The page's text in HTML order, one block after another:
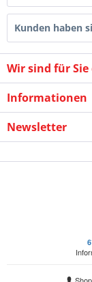
Kunden haben
Wir sind für Sie
Informationen
Newsletter